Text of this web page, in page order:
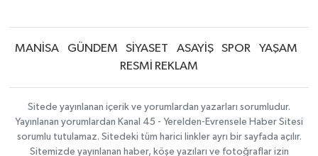
MANİSA GÜNDEM SİYASET ASAYİŞ SPOR
YAŞAM
RESMİ REKLAM
Sitede yayınlanan içerik ve yorumlardan yazarları sorumludur.
Yayınlanan yorumlardan Kanal 45 - Yerelden-Evrensele Haber Sitesi
sorumlu tutulamaz. Sitedeki tüm harici linkler ayrı bir sayfada açılır.
Sitemizde yayınlanan haber, köşe yazıları ve fotoğraflar izin